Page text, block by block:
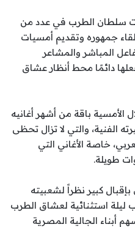
سلطان الطرب في عدد من
جمهوره وتقديم أمسيات
المباشر والمشاعر
دائمًا محط أنظار عشاق
باقة من أشهر أغانيه
الفنية، والتي لا تزال تحظى
خاصة الأغاني التي
طويلة.
كبير نظراً لشعبيته
ليلة استثنائية لعشاق الطرب
أبناء الجالية المصرية